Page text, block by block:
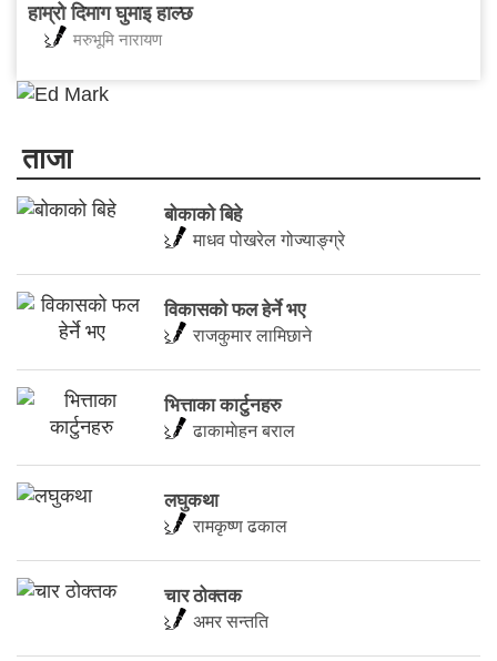
हाम्रो दिमाग घुमाइ हाल्छ
मरुभूमि नारायण
ताजा
बोकाको बिहे
माधव पोखरेल गोज्याङ्ग्रे
विकासको फल हेर्ने भए
राजकुमार लामिछाने
भित्ताका कार्टुनहरु
ढाकामाेहन बराल
लघुकथा
रामकृष्ण ढकाल
चार ठोक्तक
अमर सन्तति